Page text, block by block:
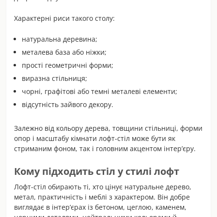
Характерні риси такого столу:
натуральна деревина;
металева база або ніжки;
прості геометричні форми;
виразна стільниця;
чорні, графітові або темні металеві елементи;
відсутність зайвого декору.
Залежно від кольору дерева, товщини стільниці, форми
опор і масштабу кімнати лофт-стіл може бути як
стриманим фоном, так і головним акцентом інтер’єру.
Кому підходить стіл у стилі лофт
Лофт-стіл обирають ті, хто цінує натуральне дерево,
метал, практичність і меблі з характером. Він добре
виглядає в інтер’єрах із бетоном, цеглою, каменем,